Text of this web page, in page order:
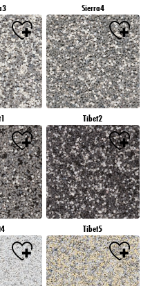
Sierra4
Tibet2
Tibet5